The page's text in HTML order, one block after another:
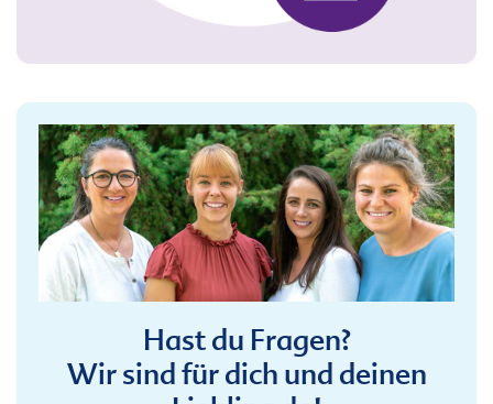
Hast du Fragen?
Wir sind für dich und deinen